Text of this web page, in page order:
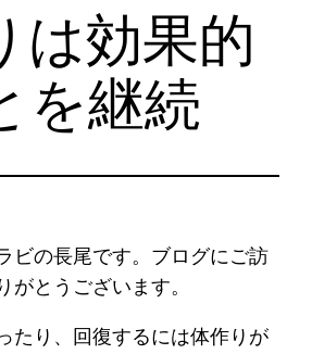
は効果的
を継続
ビの長尾です。ブログにご訪
がとうございます。
たり、回復するには体作りが